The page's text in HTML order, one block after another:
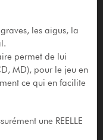
les aigus, la
permet de lui
MD), pour le jeu en
ce qui en facilite
une REELLE